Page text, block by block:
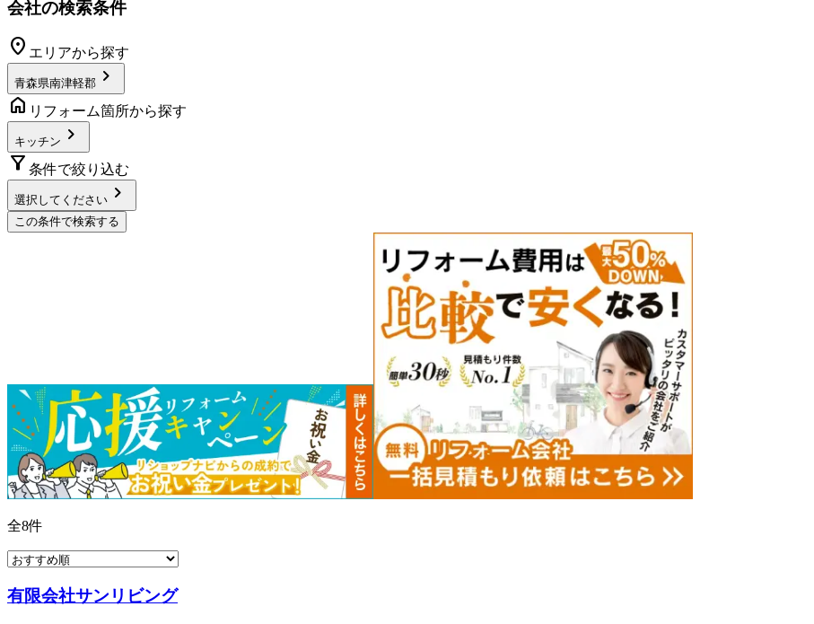
会社の検索条件
location_on エリアから探す
青森県南津軽郡 chevron_right
home リフォーム箇所から探す
キッチン chevron_right
filter_alt 条件で絞り込む
選択してください chevron_right
この条件で検索する
全8件
有限会社サンリビング